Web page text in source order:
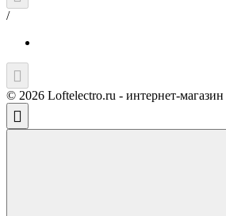
/
© 2026 Loftelectro.ru - интернет-магазин